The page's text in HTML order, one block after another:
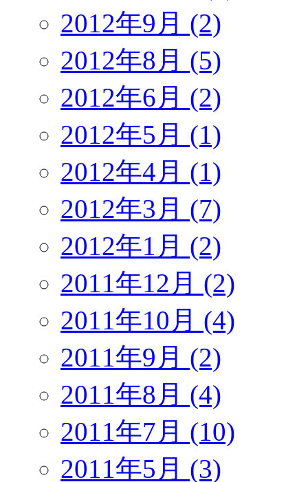
2012年9月 (2)
2012年8月 (5)
2012年6月 (2)
2012年5月 (1)
2012年4月 (1)
2012年3月 (7)
2012年1月 (2)
2011年12月 (2)
2011年10月 (4)
2011年9月 (2)
2011年8月 (4)
2011年7月 (10)
2011年5月 (3)